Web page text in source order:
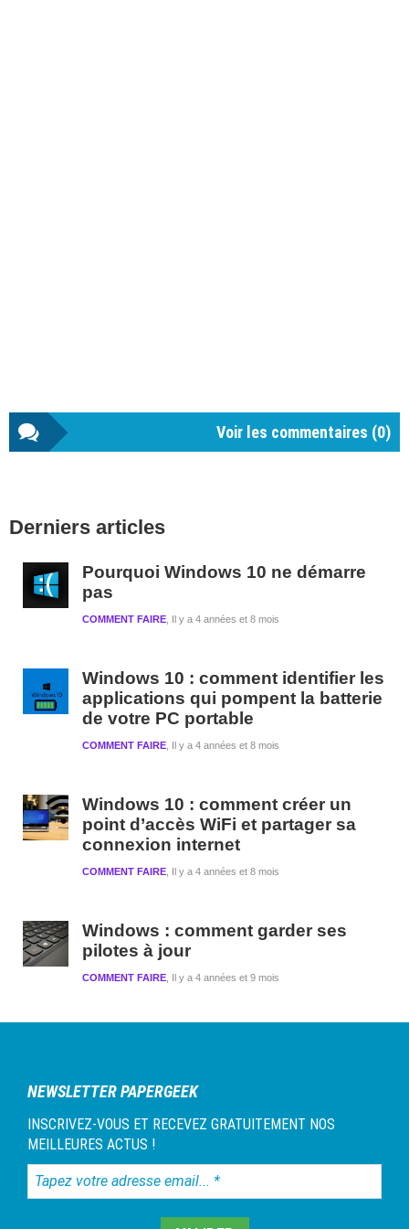
Voir les commentaires (0)
latérale
Derniers articles
Pourquoi Windows 10 ne démarre
pas
Il y a 4 années et 8 mois
COMMENT FAIRE
Windows 10 : comment identifier les
applications qui pompent la batterie
de votre PC portable
Il y a 4 années et 8 mois
COMMENT FAIRE
Windows 10 : comment créer un
point d’accès WiFi et partager sa
connexion internet
Il y a 4 années et 8 mois
COMMENT FAIRE
Windows : comment garder ses
pilotes à jour
Il y a 4 années et 9 mois
COMMENT FAIRE
NEWSLETTER PAPERGEEK
INSCRIVEZ-VOUS ET RECEVEZ GRATUITEMENT NOS
MEILLEURES ACTUS !
Tapez
votre